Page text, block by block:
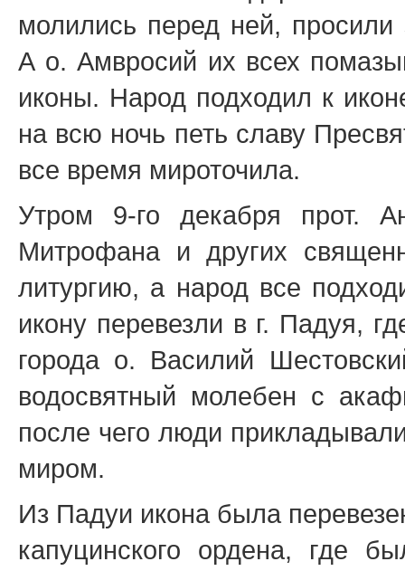
молились перед ней, просили
А о. Амвросий их всех
иконы. Народ подходил к
на всю ночь петь славу
все время мироточила.
Утром 9-го декабря прот.
Митрофана и других
литургию, а народ все
икону перевезли в г. Падуя,
города о. Василий
водосвятный молебен с
после чего люди
миром.
Из Падуи икона была
капуцинского ордена, где